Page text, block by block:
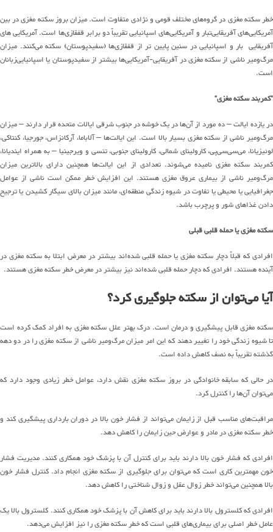
خطر سکته مغزی درگروههایمختلف قومی و نژادی متفاوت است.میزان بروز سکته مغزی در بین
آمریکاییهایآفریقاییتباروآمریکاییهایاسپانیایی تقریباً دو برابرقفقازیها است.آمریکایی های
آفریقایی بار و اسپانیایی در سنین پایین تر از قفقازی‌ها (سفیدپوستان) سکته می‌کنند. میزان
مرگ‌ومیر ناشی از سکته مغزی در آفریقایی-آمریکایی‌ها بیشتر ازسفیدپوستانیااسپانیاییزبانان
است.
“کمربند سکته مغزی“
دریازده ایالت–ده مورد ازآنهادر یک خوشه در جنوب شرقی ایالات متحده قرار دارند–میزان
مرگ‌ومیر ناشی از سکته مغزی بسیار بالا است. اینایالتها–آلاباما، آرکانزاس، جورجیا، کنتاکی،
لوئیزیانا،میسیسیپی، کارولینای شمالی، کارولینای جنوبی، تنسی و ویرجینیا–به همراه ایندیانا،
کمربند سکته مغزی نامیدهمیشوند.تعدادی از این ایالتهاهمچنین دارای بالاترین میزان
مرگومیر ناشی از بیماری عروق مغزی هستند. این افزایش خطر ممکن است ناشی از عوامل
جغرافیایی یا محیطی یا تفاوت در شیوه زندگیمنطقهای، مانند میزان بالای سیگار کشیدن یا ترجیح
دادن غذاهای شور و پرچربباشد.
سکته مغزی یا حمله قلبیقبلی
افرادی که قبلاًدچار سکته مغزی یا حمله قلبیشدهاندبیشتر در معرض ابتلا به سکته مغزیدر
آیندههستند. افرادی که دچار حمله قلبیشدهاندنیز بیشتر در معرض خطر سکته مغزی هستند.
آیامیتواناز سکته جلوگیری کرد؟
سکته مغزی قابل پیشگیری و درمان است. درک بهتر علل سکته مغزی بهافرادکمک کرده است
تا شیوه زندگی خود را تغییر دهند کهاین امرمیزانمرگومیر ناشی از سکته مغزی را در دو دهه
گذشته تقریباً به نصف کاهش داده است.
در حالی که سابقه خانوادگی در بروز سکته مغزی نقش دارد، عوامل خطر زیادی وجود دارد که
میتوانآنهارا کنترل کرد.
مراقبتهایمناسب قبل از زایمانمیتواند از فشار خون بالا در دوران بارداری پیشگیری کند و
خطر سکته مغزی در مادر و عوارض حین زایمان را کاهش دهد.
افرادی که فشار خون بالا دارند باید برای کنترل آن با پزشک خود همکاری کنند. مدیریت فشار
خون مهمترین کاری است کهمیتوانبرای جلوگیری از سکته مغزی انجام داد. کنترل فشار خون
بالا همچنینمیتواندخطر زوال عقل و زوال شناختی را کاهش دهد.
افرادی که کلسترول بالا دارند باید برای کاهش آن با پزشک خود همکاری کنند. کلسترول بالا یک
عامل خطر اصلی برایبیماریهایقلبی است که خطر سکته مغزی رانیزافزایشمیدهد.